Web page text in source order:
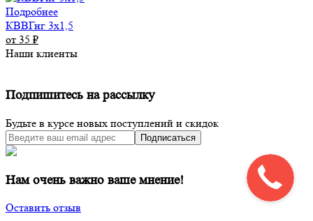
Подробнее
КВВГнг 3х1,5
от 35 ₽
Наши клиенты
Подпишитесь на рассылку
Будьте в курсе новых поступлений и скидок
Подписаться
Нам очень важно ваше мнение!
Оставить отзыв